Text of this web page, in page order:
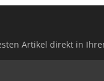
Artikel direkt in